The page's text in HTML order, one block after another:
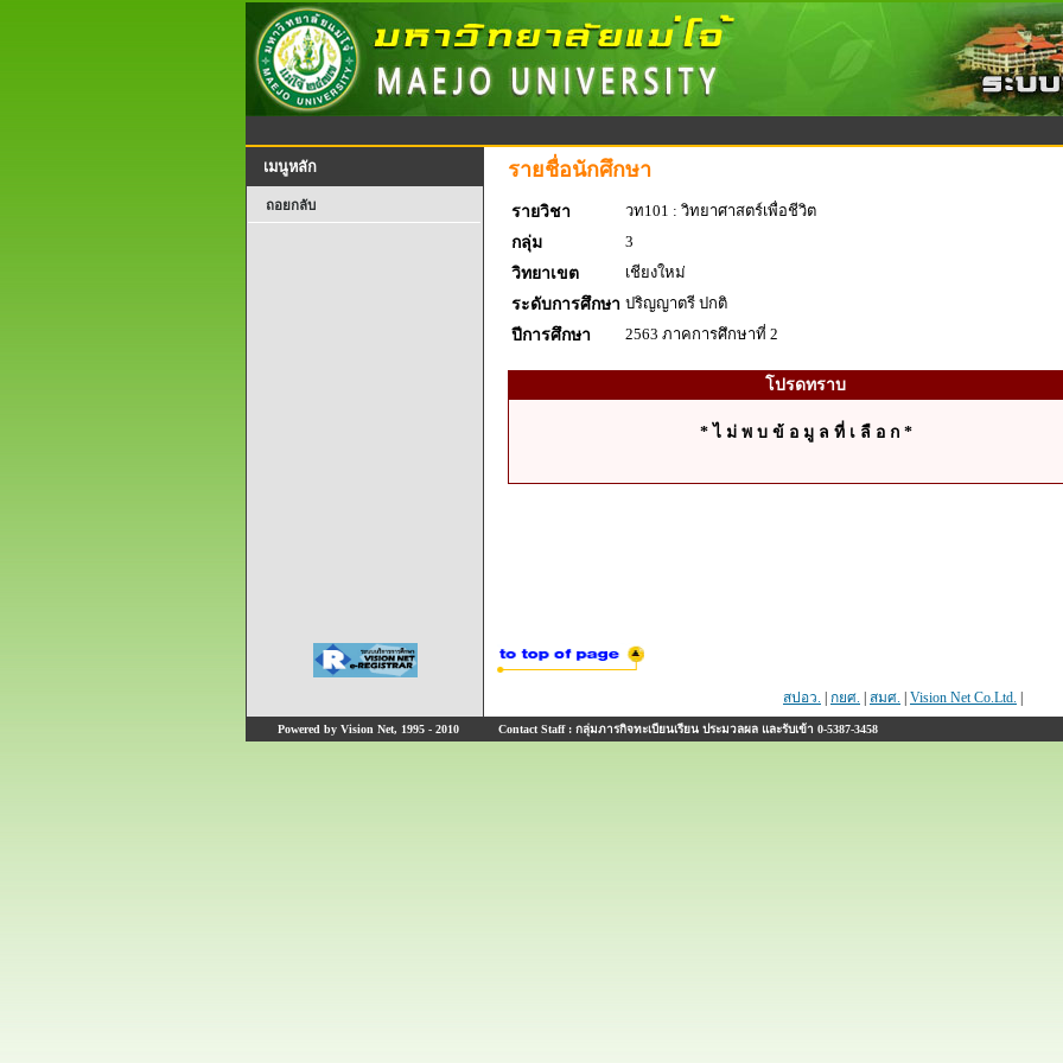
เมนูหลัก
ถอยกลับ
รายชื่อนักศึกษา
รายวิชา
วท101 : วิทยาศาสตร์เพื่อชีวิต
กลุ่ม
3
วิทยาเขต
เชียงใหม่
ระดับการศึกษา ปริญญาตรี ปกติ
ปีการศึกษา
2563 ภาคการศึกษาที่ 2
โปรดทราบ
* ไ ม่ พ บ ข้ อ มู ล ที่ เ ลื อ ก *
สปอว. กยศ. สมศ. Vision Net Co.Ltd.
Powered by Vision Net, 1995 - 2010 Contact Staff : กลุ่มภารกิจทะเบียนเรียน ประมวลผล และรับเข้า 0-5387-3458